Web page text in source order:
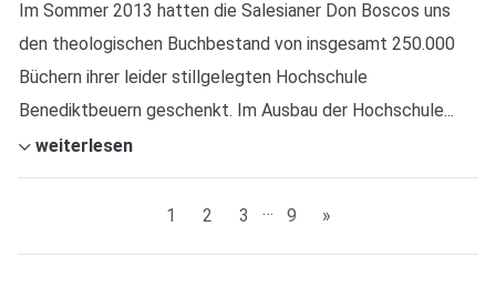
Im Sommer 2013 hatten die Salesianer Don Boscos uns
den theologischen Buchbestand von insgesamt 250.000
Büchern ihrer leider stillgelegten Hochschule
Benediktbeuern geschenkt. Im Ausbau der Hochschule...
weiterlesen
1 2 3 … 9 »